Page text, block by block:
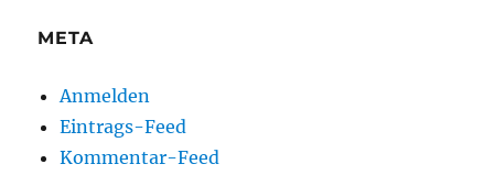
META
Anmelden
Eintrags-Feed
Kommentar-Feed